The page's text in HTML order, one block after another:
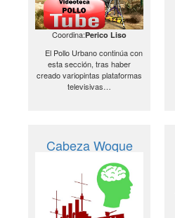
Coordina:Perico Liso
El Pollo Urbano continúa con
esta sección, tras haber
creado variopintas plataformas
televisivas…
Cabeza Woque